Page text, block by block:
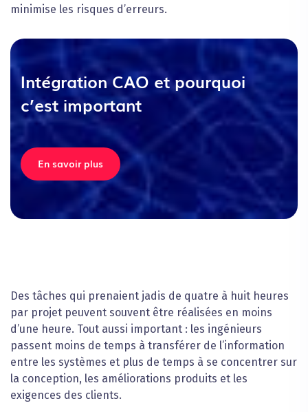
minimise les risques d’erreurs.
Intégration CAO et pourquoi
c’est important
En savoir plus
Des tâches qui prenaient jadis de quatre à huit heures
par projet peuvent souvent être réalisées en moins
d’une heure. Tout aussi important : les ingénieurs
passent moins de temps à transférer de l’information
entre les systèmes et plus de temps à se concentrer sur
la conception, les améliorations produits et les
exigences des clients.